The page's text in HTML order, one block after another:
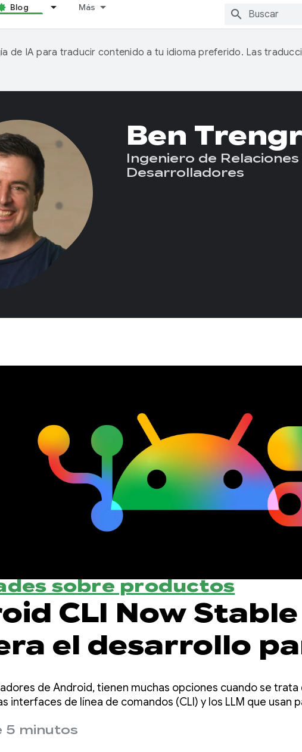
Blog Más
de IA para traducir contenido a tu idioma preferido. Las
Ben
Ingeniero de Relaciones
Desarrolladores
sobre productos
CLI Now Stable
el desarrollo
con cualquier
de Android, tienen muchas opciones cuando se trata
interfaces de línea de comandos (CLI) y los LLM que usan
5 minutos